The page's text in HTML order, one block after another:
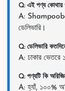
Q: এই পণ্য কোথায়
A: Shampoobd
ডেলিভারি।
Q: ডেলিভারি
A: ঢাকার ভেতরে
Q: পণ্যটি কি
A: হ্যাঁ, ১০০%